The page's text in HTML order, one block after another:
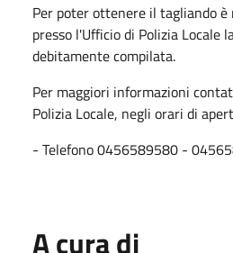
Per poter ottenere il tagliando è
presso l'Ufficio di Polizia Locale
debitamente compilata.
Per maggiori informazioni
Polizia Locale, negli orari di
- Telefono 0456589580 -
A cura di